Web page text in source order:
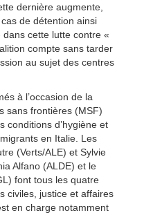
dernière augmente,
de détention ainsi
cette lutte contre «
compte sans tarder
au sujet des centres
à l’occasion de la
sans frontières (MSF)
conditions d’hygiène et
en Italie. Les
(Verts/ALE) et Sylvie
Alfano (ALDE) et le
font tous les quatre
civiles, justice et affaires
en charge notamment